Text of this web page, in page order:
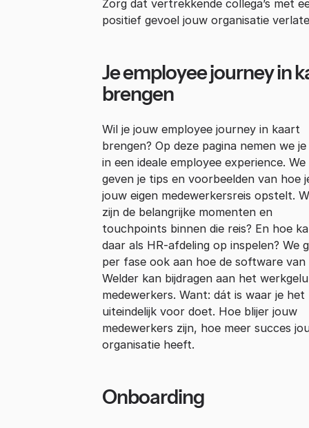
Zorg dat vertrekkende collega’s met
positief gevoel jouw organisatie
Je employee journey in
brengen
Wil je jouw employee journey in kaart
brengen? Op deze pagina nemen we je
in een ideale employee experience. We
geven je tips en voorbeelden van hoe
jouw eigen medewerkersreis opstelt.
zijn de belangrijke momenten en
touchpoints binnen die reis? En hoe
daar als HR-afdeling op inspelen? We
per fase ook aan hoe de software van
Welder kan bijdragen aan het
medewerkers. Want: dát is waar je het
uiteindelijk voor doet. Hoe blijer jouw
medewerkers zijn, hoe meer succes
organisatie heeft.
Onboarding